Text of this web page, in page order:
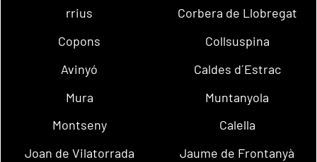
rrius
Corbera de Llobregat
Copons
Collsuspina
Avinyó
Caldes d´Estrac
Mura
Muntanyola
Montseny
Calella
Joan de Vilatorrada
Jaume de Frontanyà